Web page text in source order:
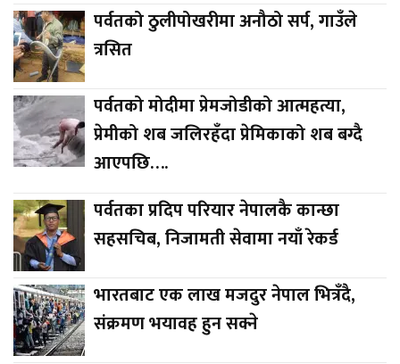
पर्वतको ठुलीपोखरीमा अनौठो सर्प, गाउँले
त्रसित
पर्वतको मोदीमा प्रेमजोडीको आत्महत्या,
प्रेमीको शब जलिरहँदा प्रेमिकाको शब बग्दै
आएपछि….
पर्वतका प्रदिप परियार नेपालकै कान्छा
सहसचिब, निजामती सेवामा नयाँ रेकर्ड
भारतबाट एक लाख मजदुर नेपाल भित्रँदै,
संक्रमण भयावह हुन सक्ने